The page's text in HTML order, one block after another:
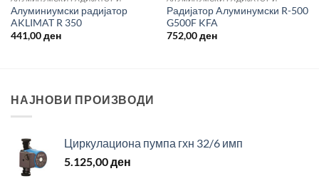
Алуминиумски радијатор
AKLIMAT R 350
441,00ден
Радијатор Aлуминумски R-500
G500F KFA
752,00ден
НАЈНОВИ ПРОИЗВОДИ
Циркулациона пумпа гхн 32/6 имп
5.125,00ден